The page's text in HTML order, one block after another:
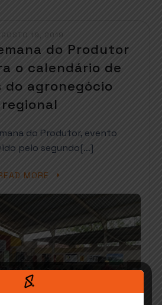
19, 2019
do Produtor
o calendário de
do agronegócio
regional
do Produtor, evento
pelo segundo[…]
MORE